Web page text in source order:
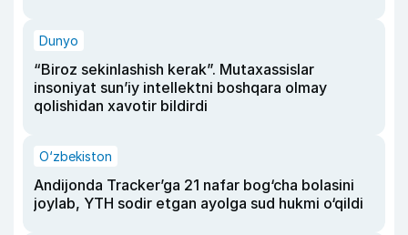
Dunyo
“Biroz sekinlashish kerak”. Mutaxassislar
insoniyat sun’iy intellektni boshqara olmay
qolishidan xavotir bildirdi
O‘zbekiston
Andijonda Tracker’ga 21 nafar bog‘cha bolasini
joylab, YTH sodir etgan ayolga sud hukmi o‘qildi